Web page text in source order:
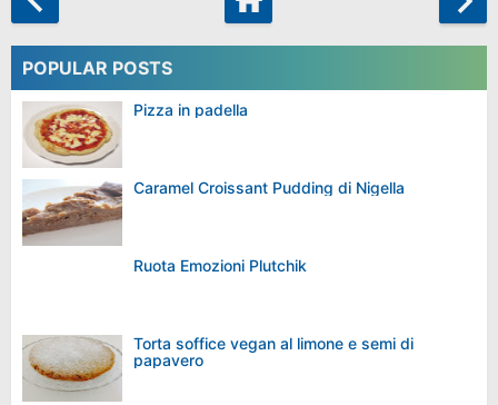
POPULAR POSTS
Pizza in padella
Caramel Croissant Pudding di Nigella
Ruota Emozioni Plutchik
Torta soffice vegan al limone e semi di
papavero